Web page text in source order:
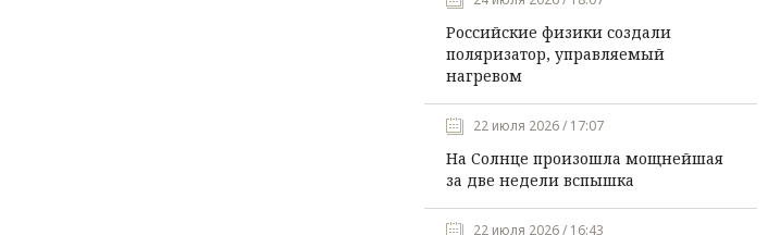
Российские физики создали
поляризатор, управляемый
нагревом
22 июля 2026 / 17:07
На Солнце произошла мощнейшая
за две недели вспышка
22 июля 2026 / 16:43